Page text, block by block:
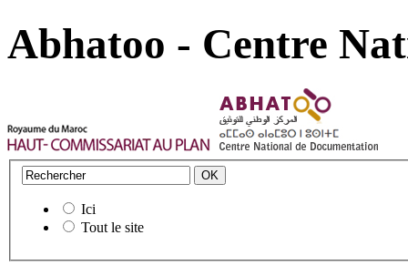
Abhatoo - Centre
Ici
Tout le site